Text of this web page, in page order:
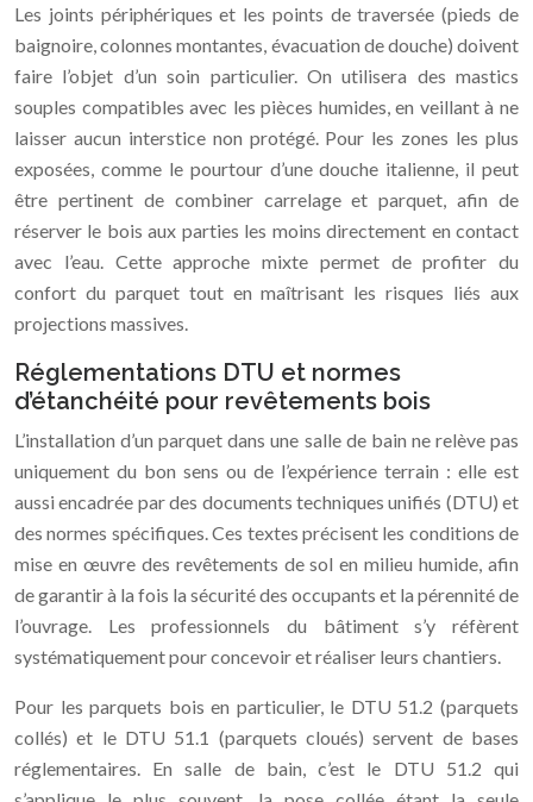
Les joints périphériques et les points de traversée (pieds de
baignoire, colonnes montantes, évacuation de douche) doivent
faire l’objet d’un soin particulier. On utilisera des mastics
souples compatibles avec les pièces humides, en veillant à ne
laisser aucun interstice non protégé. Pour les zones les plus
exposées, comme le pourtour d’une douche italienne, il peut
être pertinent de combiner carrelage et parquet, afin de
réserver le bois aux parties les moins directement en contact
avec l’eau. Cette approche mixte permet de profiter du
confort du parquet tout en maîtrisant les risques liés aux
projections massives.
Réglementations DTU et normes
d’étanchéité pour revêtements bois
L’installation d’un parquet dans une salle de bain ne relève pas
uniquement du bon sens ou de l’expérience terrain : elle est
aussi encadrée par des documents techniques unifiés (DTU) et
des normes spécifiques. Ces textes précisent les conditions de
mise en œuvre des revêtements de sol en milieu humide, afin
de garantir à la fois la sécurité des occupants et la pérennité de
l’ouvrage. Les professionnels du bâtiment s’y réfèrent
systématiquement pour concevoir et réaliser leurs chantiers.
Pour les parquets bois en particulier, le DTU 51.2 (parquets
collés) et le DTU 51.1 (parquets cloués) servent de bases
réglementaires. En salle de bain, c’est le DTU 51.2 qui